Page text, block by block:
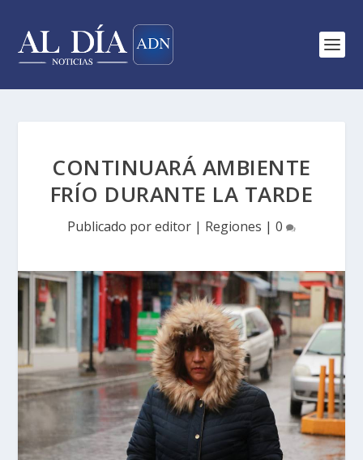
CONTINUARÁ AMBIENTE
FRÍO DURANTE LA TARDE
Publicado poreditor | Regiones | 0